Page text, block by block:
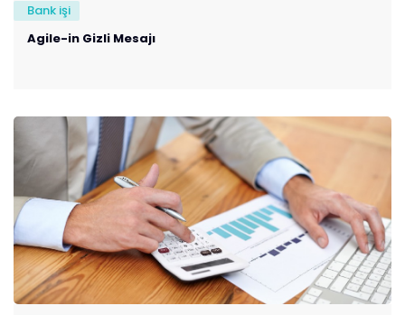
Bank işi
Agile-in Gizli Mesajı